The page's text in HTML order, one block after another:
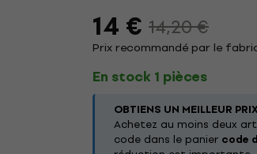
14 € 14,20 €
Prix recommandé par le
En stock 1 pièces
OBTIENS UN MEILLEUR
Achetez au moins deux
code dans le panier code